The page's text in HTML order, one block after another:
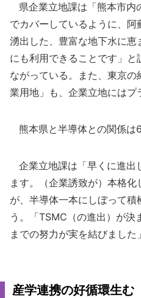
県企業立地課は「熊本市内
でカバーしているように、
湧出した、豊富な地下水に
にも利用できることです」
ながっている。また、東京
業用地」も、企業立地にはプ
熊本県と半導体との関係は
企業立地課は「早くに進出
ます。（企業誘致が）本格
が、半導体一本にしぼって
う。「TSMC（の進出）が
までの努力が実を結びました
産学連携の好循環生む